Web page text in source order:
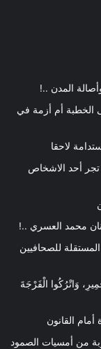
المدن ..!
الخطبة أم أزمة في
لاحقا
تجر أحد الاشخاص
محمد العسري ..!
للصحافيين
وَاتْرُكُوا الْفَرْجَةَ
القانون
من أمسيات الصمود